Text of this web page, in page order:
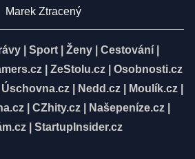
Marek Ztracený
Sport Ženy Cestování
ZeStolu.cz
Osobnosti.cz
Úschovna.cz| Nedd.cz| Moulík.cz|
CZhity.cz Našepeníze.cz
StartupInsider.cz